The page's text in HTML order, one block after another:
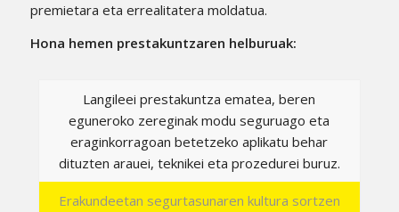
premietara eta errealitatera moldatua.
Hona hemen prestakuntzaren helburuak:
Langileei prestakuntza ematea, beren
eguneroko zereginak modu seguruago eta
eraginkorragoan betetzeko aplikatu behar
dituzten arauei, teknikei eta prozedurei buruz.
Erakundeetan segurtasunaren kultura sortzen